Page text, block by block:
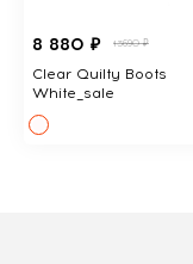
8 880 ₽ 13690 ₽
Clear Quilty Boots
White_sale